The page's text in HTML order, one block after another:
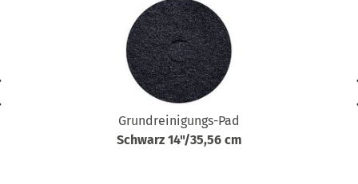
Grundreinigungs-Pad
Schwarz 14"/35,56 cm